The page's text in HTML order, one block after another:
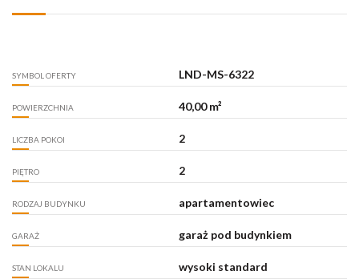
SYMBOL OFERTY LND-MS-6322
POWIERZCHNIA 40,00 m²
LICZBA POKOI 2
PIĘTRO 2
RODZAJ BUDYNKU apartamentowiec
GARAŻ garaż pod budynkiem
STAN LOKALU wysoki standard